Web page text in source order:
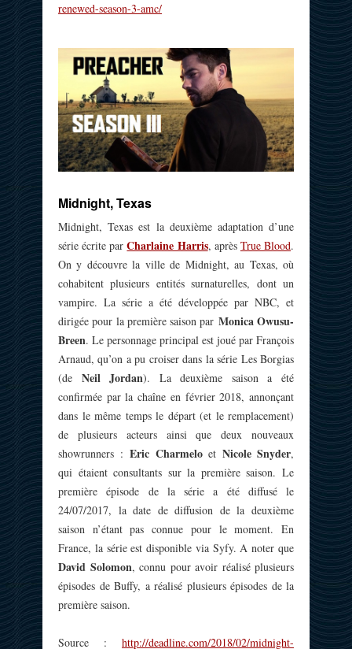
renewed-season-3-amc/
Midnight, Texas
Midnight, Texas est la deuxième adaptation d’une
série écrite parCharlaine Harris, après True Blood.
On y découvre la ville de Midnight, au Texas, où
cohabitent plusieurs entités surnaturelles, dont un
vampire. La série a été développée par NBC, et
dirigée pour la première saison par Monica Owusu-
Breen. Le personnage principal est joué par François
Arnaud, qu’on a pu croiser dans la série Les Borgias
(de Neil Jordan). La deuxième saison a été
confirmée par la chaîne en février 2018, annonçant
dans le même temps le départ (et le remplacement)
de plusieurs acteurs ainsi que deux nouveaux
showrunners : Eric Charmeloet Nicole Snyder,
qui étaient consultants sur la première saison. Le
première épisode de la série a été diffusé le
24/07/2017, la date de diffusion de la deuxième
saison n’étant pas connue pour le moment. En
France, la série est disponible via Syfy. A noter que
David Solomon, connu pour avoir réalisé plusieurs
épisodes de Buffy, a réalisé plusieurs épisodes de la
première saison.
Source : http://deadline.com/2018/02/midnight-